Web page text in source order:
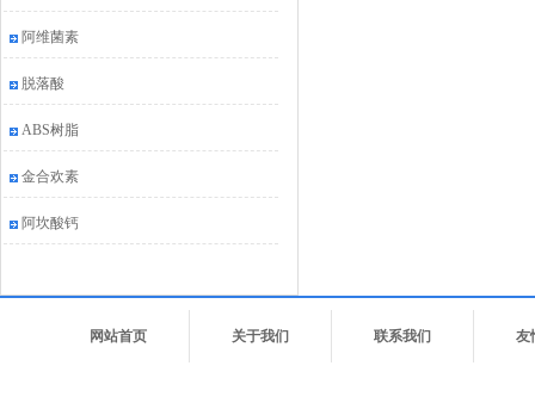
阿维菌素
脱落酸
ABS树脂
金合欢素
阿坎酸钙
网站首页 关于我们 联系我们 友